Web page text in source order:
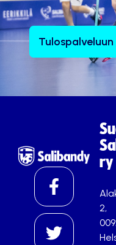
Tulospalveluun
ry
2,